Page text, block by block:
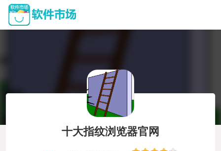
十大指纹浏览器官网